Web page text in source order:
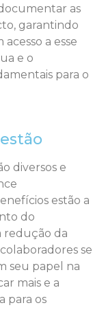
as
garantindo
a esse
e o
para o
diversos e
estão a
do
redução da
se
seu papel na
mais e a
para os